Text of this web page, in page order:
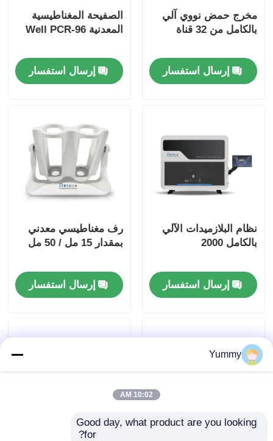
مخرج حمض نووي آلي
بالكامل من 32 قناة
إرسال استفسار
الصفيحة المغناطيسية
المعدنية 96-Well PCR
إرسال استفسار
نظام البلازميدات الآلي
بالكامل 2000
إرسال استفسار
رف مغناطيسي معدني
بمقدار 15 مل / 50 مل
إرسال استفسار
Yummy
10:02 AM
Good day, what product are you looking
for?